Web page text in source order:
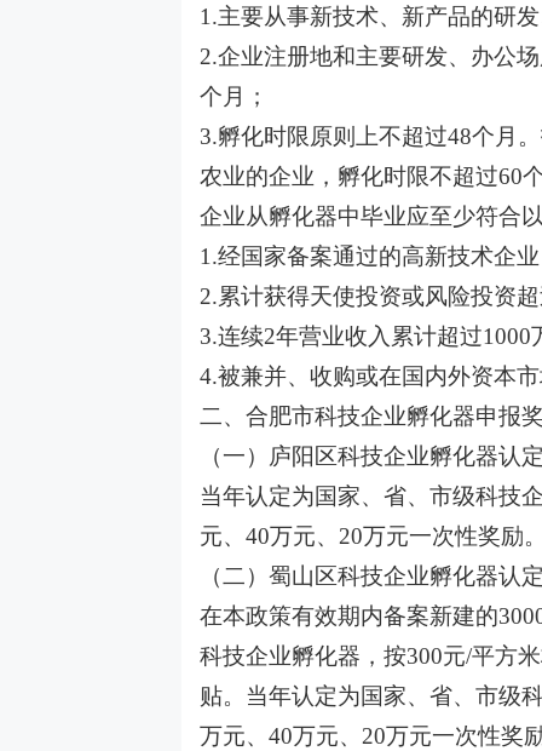
1.主要从事新技术、新产品的研
2.企业注册地和主要研发、办公
个月；
3.孵化时限原则上不超过48个月
农业的企业，孵化时限不超过60
企业从孵化器中毕业应至少符合
1.经国家备案通过的高新技术企
2.累计获得天使投资或风险投资
3.连续2年营业收入累计超过1000
4.被兼并、收购或在国内外资本
二、合肥市科技企业孵化器申报
（一）庐阳区科技企业孵化器认
当年认定为国家、省、市级科技
元、40万元、20万元一次性奖励
（二）蜀山区科技企业孵化器认
在本政策有效期内备案新建的
科技企业孵化器，按300元/平方
贴。当年认定为国家、省、市级
万元、40万元、20万元一次性奖